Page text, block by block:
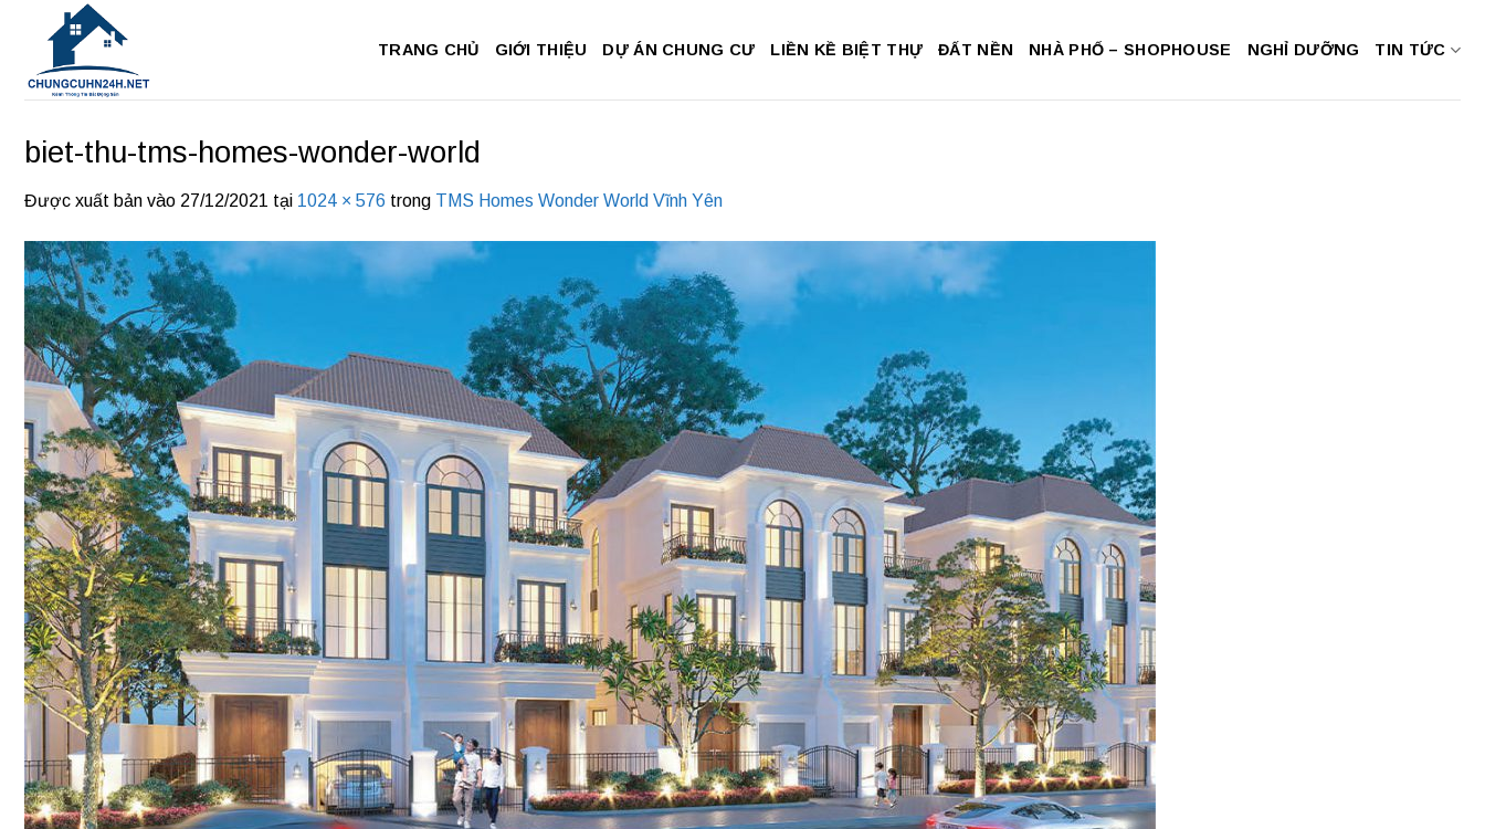
dung
TRANG CHỦ GIỚI THIỆU DỰ ÁN CHUNG CƯ LIỀN KỀ BIỆT THỰ ĐẤT NỀN NHÀ PHỐ – SHOPHOUSE NGHỈ DƯỠNG TIN TỨC
biet-thu-tms-homes-wonder-world
Được xuất bản vào 27/12/2021 tại 1024 × 576 trong TMS Homes Wonder World Vĩnh Yên